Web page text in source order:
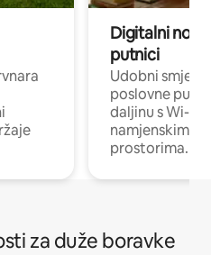
Digitalni
putnici
Udobni
poslovne
daljinu s Wi-Fi
namjenskim
prostorima.
za duže boravke